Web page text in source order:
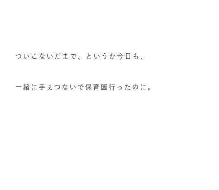
ついこないだまで、というか今日も、
一緒に手ぇつないで保育園行ったのに。